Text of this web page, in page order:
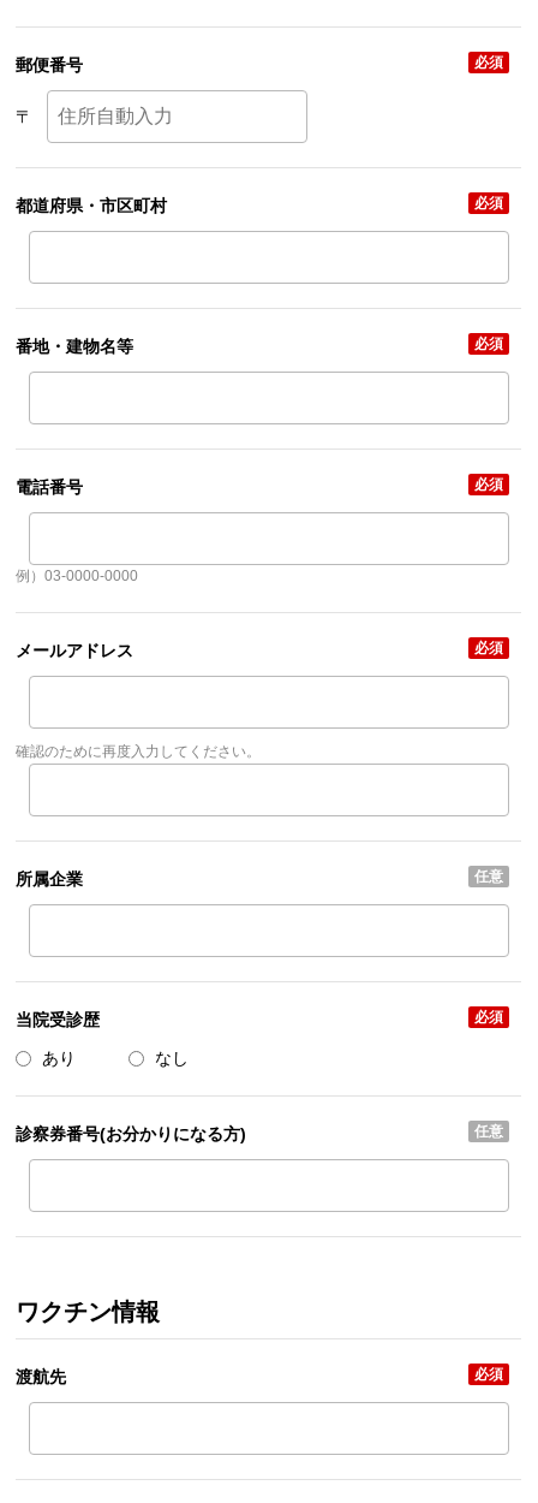
郵便番号 必須
〒
都道府県・市区町村 必須
番地・建物名等 必須
電話番号 必須
例）03-0000-0000
メールアドレス 必須
確認のために再度入力してください。
所属企業 任意
当院受診歴 必須
あり なし
診察券番号(お分かりになる方) 任意
ワクチン情報
渡航先 必須